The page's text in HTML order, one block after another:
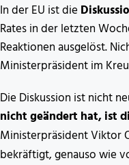
In der EU ist die
Rates in der letzten
Reaktionen ausgelöst.
Ministerpräsident im
Die Diskussion ist nicht
nicht geändert hat, ist
Ministerpräsident Viktor
bekräftigt, genauso wie